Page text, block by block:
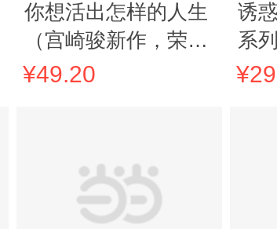
你想活出怎样的人生
（宫崎骏新作，荣获
奥斯卡奖！吉卜力新
¥49.20
诱
系
以